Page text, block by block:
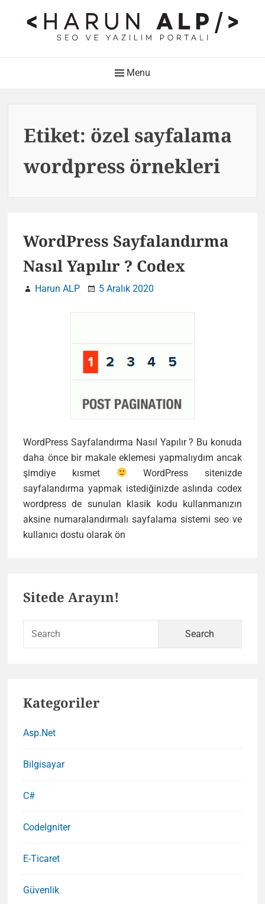
HARUN ALP Kişisel Blog –
SEO ve Yazılım Portalı
Menu
Etiket: özel sayfalama
wordpress örnekleri
WordPress Sayfalandırma
Nasıl Yapılır ? Codex
Harun ALP 5 Aralık 2020
WordPress Sayfalandırma Nasıl Yapılır ? Bu konuda
daha önce bir makale eklemesi yapmalıydım ancak
şimdiye kısmet
WordPress sitenizde
sayfalandırma yapmak istediğinizde aslında codex
wordpress de sunulan klasik kodu kullanmanızın
aksine numaralandırmalı sayfalama sistemi seo ve
kullanıcı dostu olarak ön
Sitede Arayın!
Kategoriler
Asp.Net
Bilgisayar
C#
CodeIgniter
E-Ticaret
Güvenlik